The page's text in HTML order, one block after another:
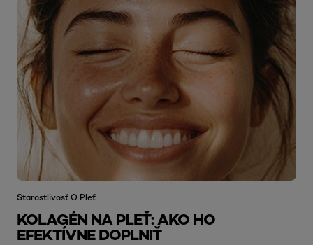
Starostlivosť O Pleť
KOLAGÉN NA PLEŤ: AKO HO
EFEKTÍVNE DOPLNIŤ